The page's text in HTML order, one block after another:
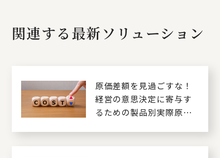
関連する最新ソリューション
原価差額を見過ごすな！
経営の意思決定に寄与す
るための製品別実際原価